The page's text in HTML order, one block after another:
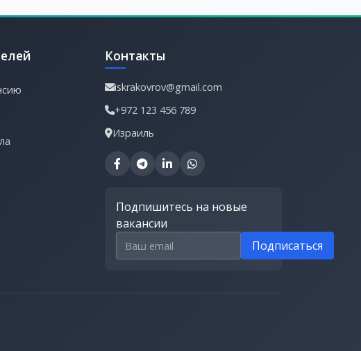
Контакты
iskrakovrov@gmail.com
+972 123 456 789
Израиль
Подпишитесь на новые
вакансии
Email для подписки
Подписаться